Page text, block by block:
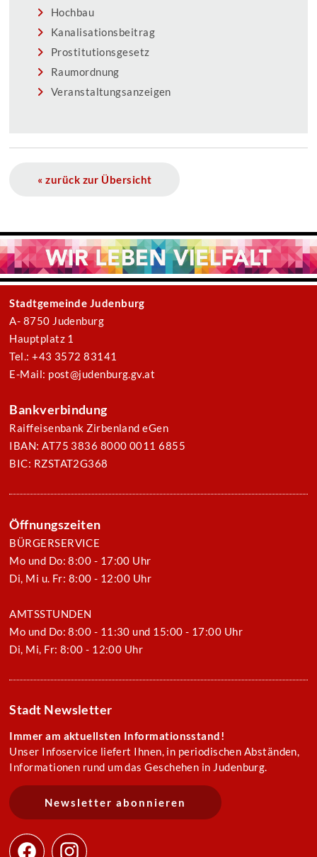
Hochbau
Kanalisationsbeitrag
Prostitutionsgesetz
Raumordnung
Veranstaltungsanzeigen
« zurück zur Übersicht
Stadtgemeinde Judenburg
A- 8750 Judenburg
Hauptplatz 1
Tel.: +43 3572 83141
E-Mail: post@judenburg.gv.at
Bankverbindung
Raiffeisenbank Zirbenland eGen
IBAN: AT75 3836 8000 0011 6855
BIC: RZSTAT2G368
Öffnungszeiten
BÜRGERSERVICE
Mo und Do: 8:00 - 17:00 Uhr
Di, Mi u. Fr: 8:00 - 12:00 Uhr
AMTSSTUNDEN
Mo und Do: 8:00 - 11:30 und 15:00 - 17:00 Uhr
Di, Mi, Fr: 8:00 - 12:00 Uhr
Stadt Newsletter
Immer am aktuellsten Informationsstand!
Unser Infoservice liefert Ihnen, in periodischen Abständen,
Informationen rund um das Geschehen in Judenburg.
Newsletter abonnieren